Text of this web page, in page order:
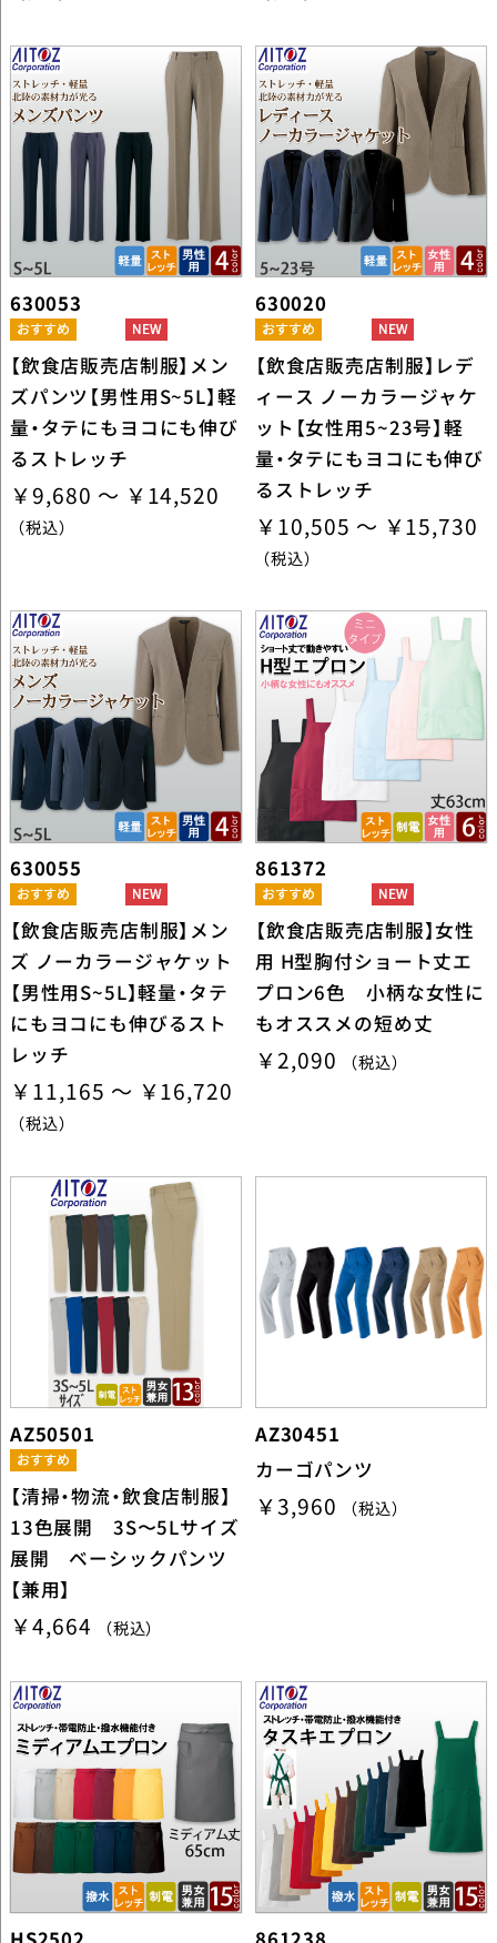
630053
【飲食店販売店制服】メン
ズパンツ【男性用S~5L】軽
量・タテにもヨコにも伸び
るストレッチ
￥9,680 ～ ￥14,520
（税込）
630020
【飲食店販売店制服】レデ
ィース ノーカラージャケ
ット【女性用5~23号】軽
量・タテにもヨコにも伸び
るストレッチ
￥10,505 ～ ￥15,730
（税込）
630055
【飲食店販売店制服】メン
ズ ノーカラージャケット
【男性用S~5L】軽量・タテ
にもヨコにも伸びるスト
レッチ
￥11,165 ～ ￥16,720
（税込）
861372
【飲食店販売店制服】女性
用 H型胸付ショート丈エ
プロン6色 小柄な女性に
もオススメの短め丈
￥2,090 （税込）
AZ50501
【清掃・物流・飲食店制服】
13色展開 3S〜5Lサイズ
展開 ベーシックパンツ
【兼用】
￥4,664 （税込）
AZ30451
カーゴパンツ
￥3,960 （税込）